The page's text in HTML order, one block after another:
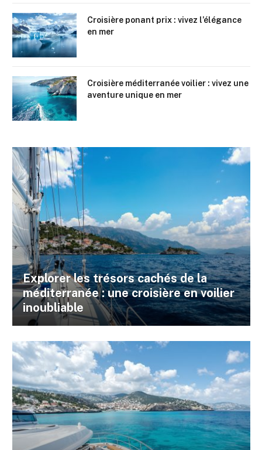
Croisière ponant prix : vivez l’élégance
en mer
Croisière méditerranée voilier : vivez une
aventure unique en mer
Explorer les trésors cachés de la
méditerranée : une croisière en voilier
inoubliable